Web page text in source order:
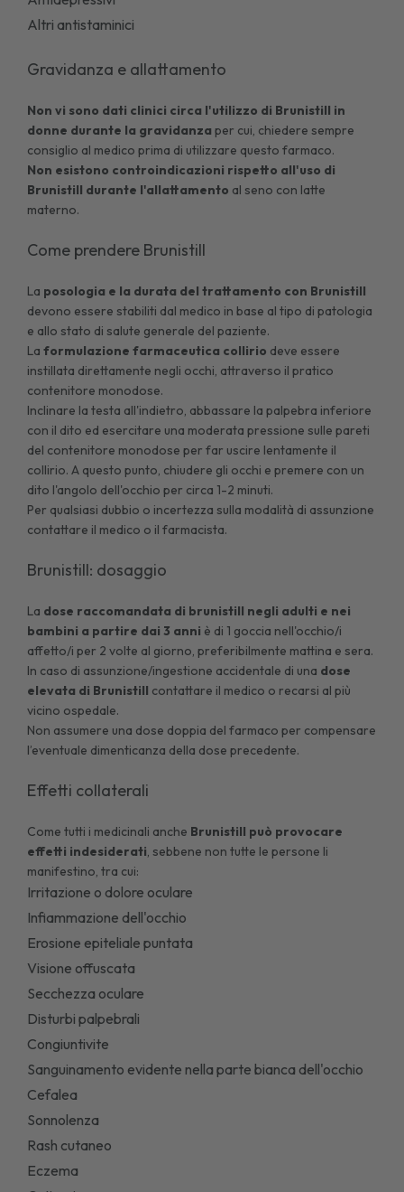
Altri antistaminici
Gravidanza e allattamento
Non vi sono dati clinici circa l'utilizzo di Brunistill in
donne durante la gravidanza per cui, chiedere sempre
consiglio al medico prima di utilizzare questo farmaco.
Non esistono controindicazioni rispetto all'uso di
Brunistill durante l'allattamento al seno con latte
materno.
Come prendere Brunistill
La posologia e la durata del trattamento con Brunistill
devono essere stabiliti dal medico in base al tipo di patologia
e allo stato di salute generale del paziente.
Laformulazione farmaceutica collirio deve essere
instillata direttamente negli occhi, attraverso il pratico
contenitore monodose.
Inclinare la testa all'indietro, abbassare la palpebra inferiore
con il dito ed esercitare una moderata pressione sulle pareti
del contenitore monodose per far uscire lentamente il
collirio. A questo punto, chiudere gli occhi e premere con un
dito l'angolo dell'occhio per circa 1-2 minuti.
Per qualsiasi dubbio o incertezza sulla modalità di assunzione
contattare il medico o il farmacista.
Brunistill: dosaggio
La dose raccomandata di brunistill negli adulti e nei
bambini a partire dai 3 anni è di 1 goccia nell'occhio/i
affetto/i per 2 volte al giorno, preferibilmente mattina e sera.
In caso di assunzione/ingestione accidentale di una dose
elevata di Brunistill contattare il medico o recarsi al più
vicino ospedale.
Non assumere una dose doppia del farmaco per compensare
l’eventuale dimenticanza della dose precedente.
Effetti collaterali
Come tutti i medicinali anche Brunistill può provocare
effetti indesiderati, sebbene non tutte le persone li
manifestino, tra cui:
Irritazione o dolore oculare
Infiammazione dell'occhio
Erosione epiteliale puntata
Visione offuscata
Secchezza oculare
Disturbi palpebrali
Congiuntivite
Sanguinamento evidente nella parte bianca dell'occhio
Cefalea
Sonnolenza
Rash cutaneo
Eczema